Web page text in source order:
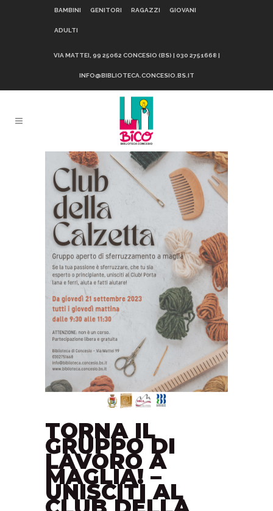
BAMBINI GENITORI RAGAZZI GIOVANI
ADULTI
VIA MATTEI, 99 25062 CONCESIO (BS) | 030 2751668 |
INFO@BIBLIOTECA.CONCESIO.BS.IT
TORNA IL
GRUPPO DI
LAVORO A
MAGLIA! –
UNISCITI AL